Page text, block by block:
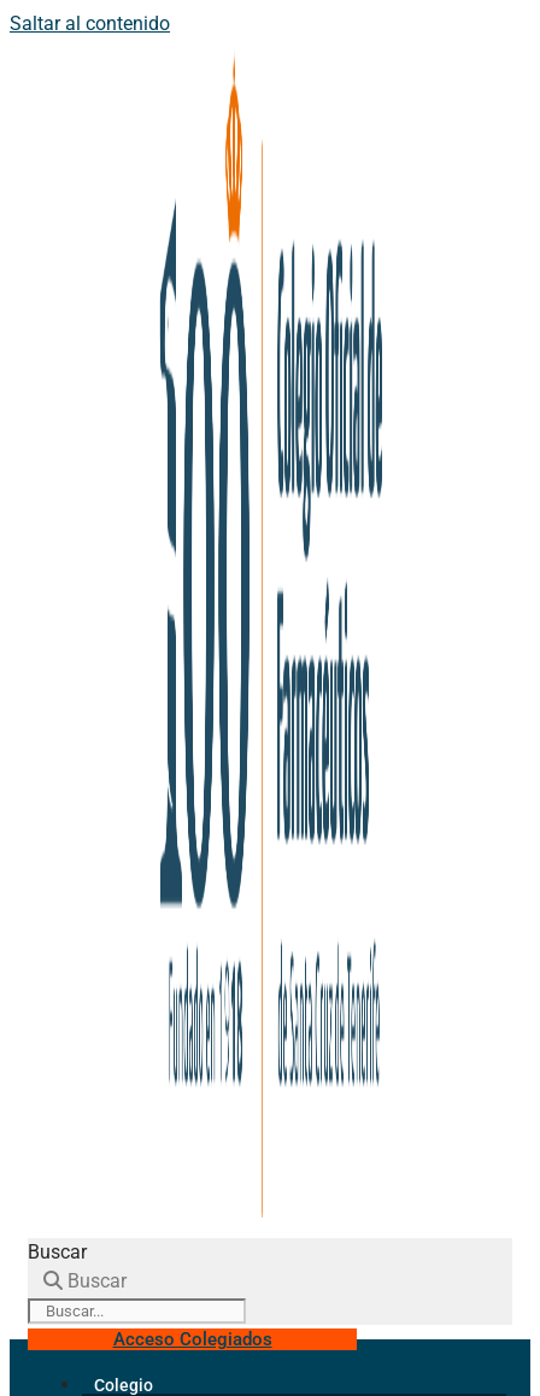
Saltar al contenido
Buscar
Buscar
Acceso Colegiados
Colegio